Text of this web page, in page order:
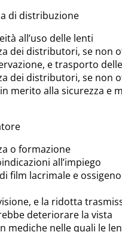
di distribuzione
all’uso delle lenti
dei distributori, se non
e trasporto
dei distributori, se non
merito alla sicurezza e
o formazione
all’impiego
film lacrimale e
e la ridotta
deteriorare la vista
mediche nelle quali le